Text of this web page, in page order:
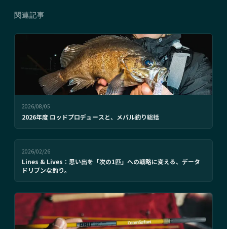
関連記事
2026/08/05
2026年度 ロッドプロデュースと、メバル釣り総括
2026/02/26
Lines & Lives：思い出を「次の1匹」への戦略に変える、データ
ドリブンな釣り。